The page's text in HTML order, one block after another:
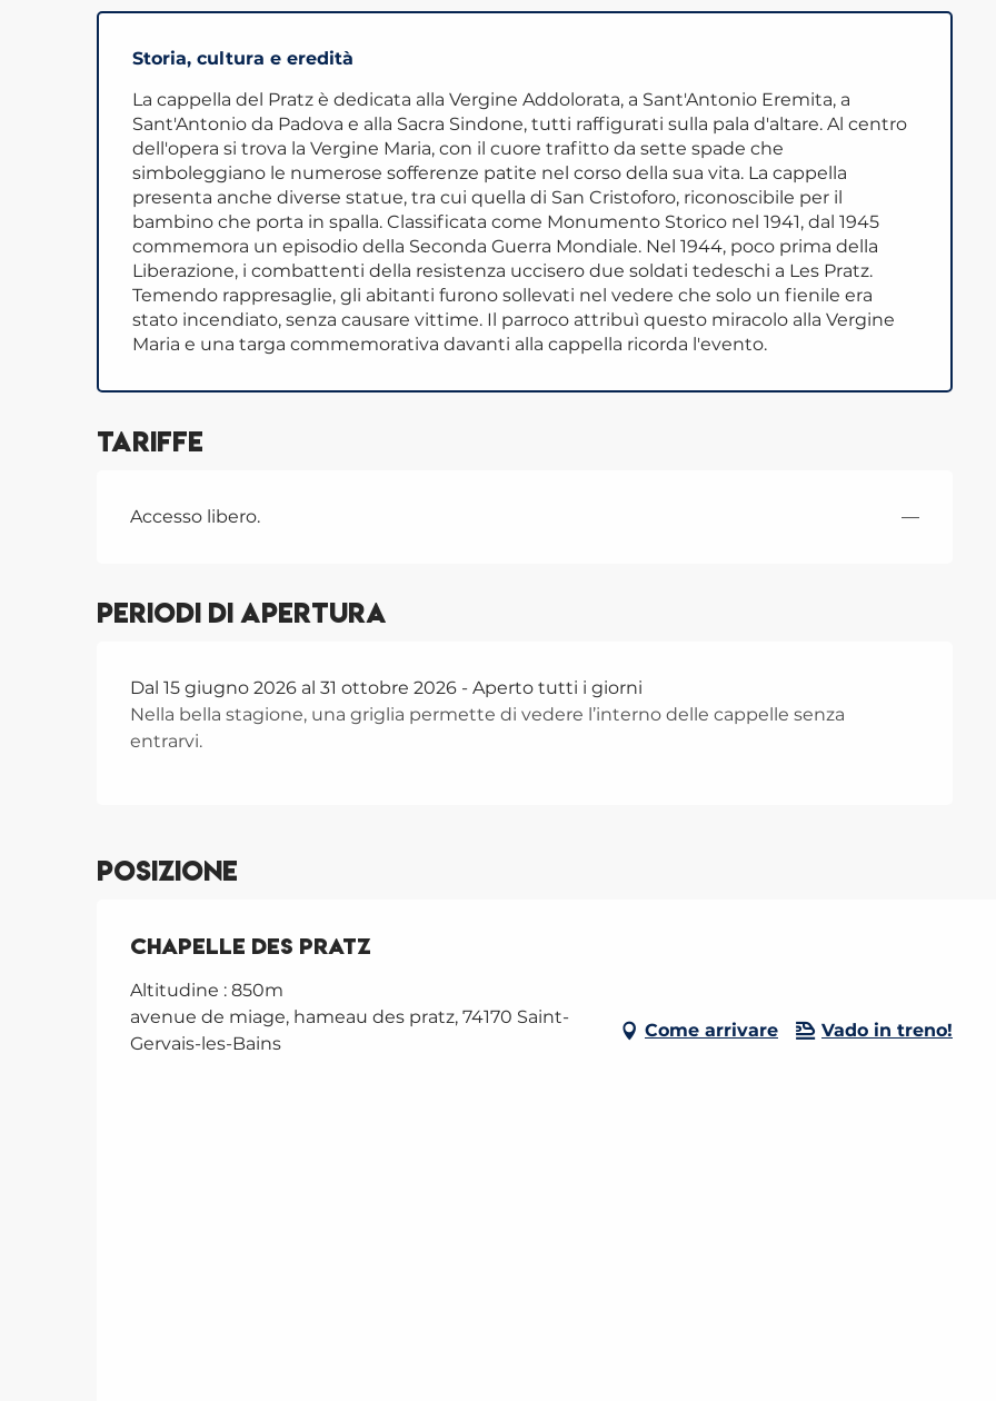
Storia, cultura e eredità
La cappella del Pratz è dedicata alla Vergine Addolorata, a Sant'Antonio Eremita, a
Sant'Antonio da Padova e alla Sacra Sindone, tutti raffigurati sulla pala d'altare. Al centro
dell'opera si trova la Vergine Maria, con il cuore trafitto da sette spade che
simboleggiano le numerose sofferenze patite nel corso della sua vita. La cappella
presenta anche diverse statue, tra cui quella di San Cristoforo, riconoscibile per il
bambino che porta in spalla. Classificata come Monumento Storico nel 1941, dal 1945
commemora un episodio della Seconda Guerra Mondiale. Nel 1944, poco prima della
Liberazione, i combattenti della resistenza uccisero due soldati tedeschi a Les Pratz.
Temendo rappresaglie, gli abitanti furono sollevati nel vedere che solo un fienile era
stato incendiato, senza causare vittime. Il parroco attribuì questo miracolo alla Vergine
Maria e una targa commemorativa davanti alla cappella ricorda l'evento.
Tariffe
Accesso libero. —
Periodi di apertura
Dal 15 giugno 2026 al 31 ottobre 2026 - Aperto tutti i giorni
Nella bella stagione, una griglia permette di vedere l’interno delle cappelle senza
entrarvi.
Posizione
Chapelle des Pratz
Altitudine : 850m
avenue de miage, hameau des pratz, 74170 Saint-
Gervais-les-Bains
Come arrivare Vado in treno!